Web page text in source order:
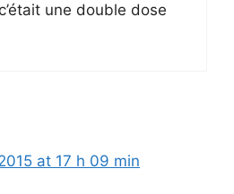
une double dose
at 17 h 09 min